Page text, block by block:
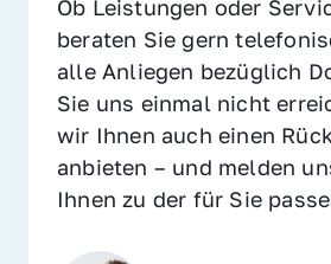
Ob Leistungen oder
beraten Sie gern
alle Anliegen bezüglich
Sie uns einmal nicht
wir Ihnen auch einen
anbieten – und melden
Ihnen zu der für Sie